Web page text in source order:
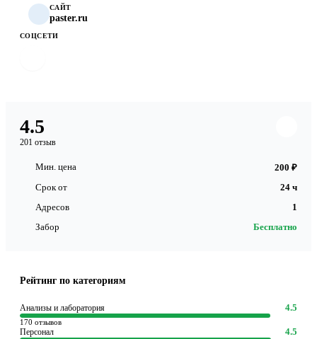
САЙТ
paster.ru
СОЦСЕТИ
4.5
201 отзыв
Мин. цена
200 ₽
Срок от
24 ч
Адресов
1
Забор
Бесплатно
Рейтинг по категориям
Анализы и лаборатория 4.5
170 отзывов
Персонал 4.5